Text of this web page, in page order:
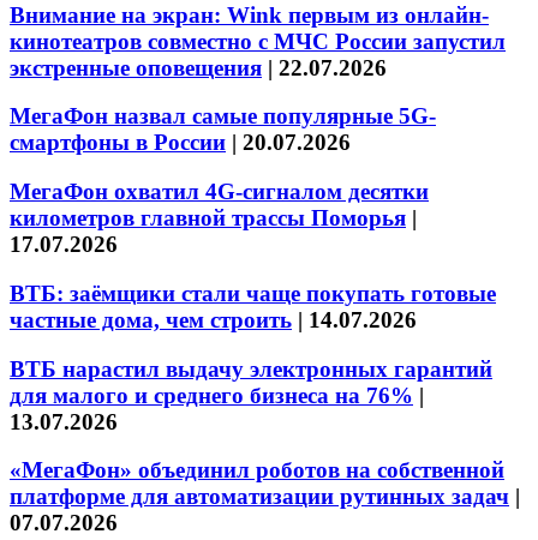
Внимание на экран: Wink первым из онлайн-
кинотеатров совместно с МЧС России запустил
экстренные оповещения | 22.07.2026
МегаФон назвал самые популярные 5G-
смартфоны в России | 20.07.2026
МегаФон охватил 4G-сигналом десятки
километров главной трассы Поморья |
17.07.2026
ВТБ: заёмщики стали чаще покупать готовые
частные дома, чем строить | 14.07.2026
ВТБ нарастил выдачу электронных гарантий
для малого и среднего бизнеса на 76% |
13.07.2026
«МегаФон» объединил роботов на собственной
платформе для автоматизации рутинных задач |
07.07.2026